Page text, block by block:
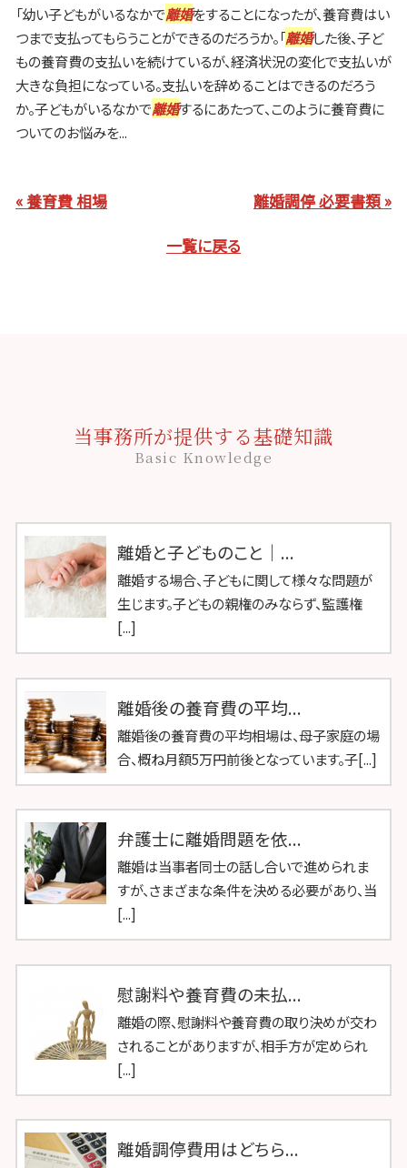
「幼い子どもがいるなかで離婚をすることになったが、養育費はい
つまで支払ってもらうことができるのだろうか。「離婚した後、子ど
もの養育費の支払いを続けているが、経済状況の変化で支払いが
大きな負担になっている。支払いを辞めることはできるのだろう
か。子どもがいるなかで離婚するにあたって、このように養育費に
ついてのお悩みを...
« 養育費 相場
離婚調停 必要書類 »
一覧に戻る
当事務所が提供する基礎知識
Basic Knowledge
離婚と子どものこと｜...
離婚する場合、子どもに関して様々な問題が
生じます。子どもの親権のみならず、監護権
[...]
離婚後の養育費の平均...
離婚後の養育費の平均相場は、母子家庭の場
合、概ね月額5万円前後となっています。子[...]
弁護士に離婚問題を依...
離婚は当事者同士の話し合いで進められま
すが、さまざまな条件を決める必要があり、当
[...]
慰謝料や養育費の未払...
離婚の際、慰謝料や養育費の取り決めが交わ
されることがありますが、相手方が定められ
[...]
離婚調停費用はどちら...